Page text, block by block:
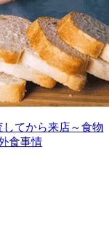
てから来店～食物
食事情